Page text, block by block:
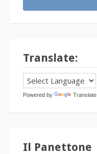
Translate:
Powered by Translate
Il Panettone